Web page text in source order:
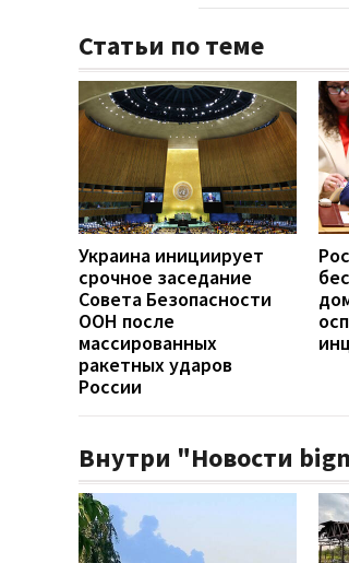
Статьи по теме
Украина инициирует
срочное заседание
Совета Безопасности
ООН после
массированных
ракетных ударов
России
Внутри "Новости